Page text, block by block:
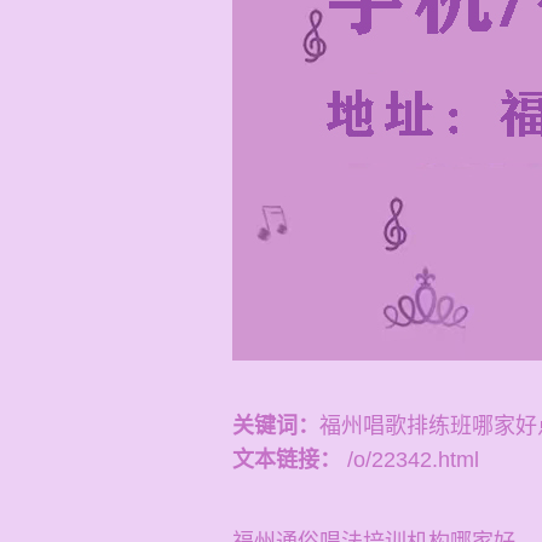
关键词： 福州唱歌排练班哪家好
文本链接：
/o/22342.html